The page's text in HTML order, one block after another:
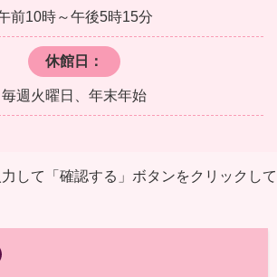
前10時～午後5時15分
休館日：
毎週火曜日、年末年始
して「確認する」ボタンをクリックして